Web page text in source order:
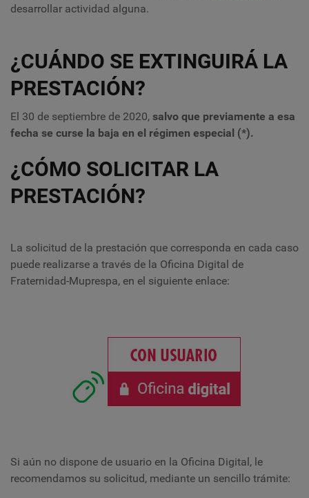
desarrollar actividad alguna.
¿CUÁNDO SE EXTINGUIRÁ LA
PRESTACIÓN?
El 30 de septiembre de 2020, salvo que previamente a esa
fecha se curse la baja en el régimen especial (*).
¿CÓMO SOLICITAR LA
PRESTACIÓN?
La solicitud de la prestación que corresponda en cada caso
puede realizarse a través de la Oficina Digital de
Fraternidad-Muprespa, en el siguiente enlace:
Si aún no dispone de usuario en la Oficina Digital, le
recomendamos su solicitud, mediante un sencillo trámite: